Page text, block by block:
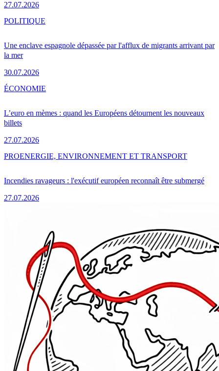
27.07.2026
Une enclave espagnole dépassée par l'afflux de migrants arrivant par
la mer
30.07.2026
POLITIQUE
L’euro en mèmes : quand les Européens détournent les nouveaux
billets
27.07.2026
ÉCONOMIE
Incendies ravageurs : l'exécutif européen reconnaît être submergé
27.07.2026
PROENERGIE, ENVIRONNEMENT ET TRANSPORT